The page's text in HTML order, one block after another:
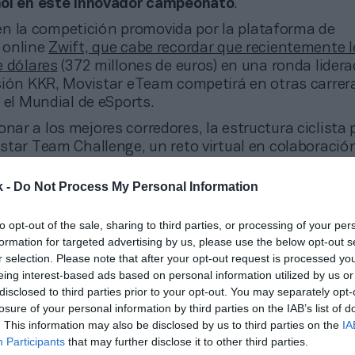
- Do Not Process My Personal Information
opt-out of the sale, sharing to third parties, or processing of your
for targeted advertising by us, please use the below opt-out
selection. Please note that after your opt-out request is processed
interest-based ads based on personal information utilized by us
to third parties prior to your opt-out. You may separately
of your personal information by third parties on the IAB’s list of
This information may also be disclosed by us to third parties on the
Participants that may further disclose it to other third parties.
en este innovador campeonato.
la competición promovida por la plataforma de
Zwift, que cabe recordar que recientemente
dólares (372 millones de euros) en una ronda
KKR, Movistar eTeam competirá en otras
Mundial de eSports.
a los mejores corredores, la estructura ciclista
Team Challenge, un reto virtual en
el público. Se realizarán rondas clasificatorias
diez integrantes del equipo”, explicaba este
director de marketing del Movistar Team.
Telefónica por los eSports en el ciclismo no es
Virtual Cycling, una competición
en alianza con Bkool, plataforma de ciclismo
indoor
equipo.
Herrá, responsable del patrocinio del